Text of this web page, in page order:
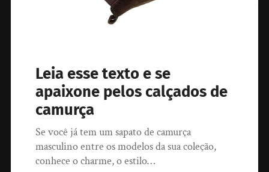
Leia esse texto e se
apaixone pelos calçados de
camurça
Se você já tem um sapato de camurça
masculino entre os modelos da sua coleção,
conhece o charme, o estilo…